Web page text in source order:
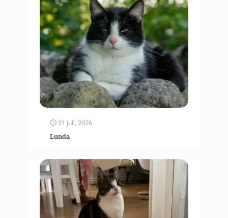
31 juli, 2026
Lunda